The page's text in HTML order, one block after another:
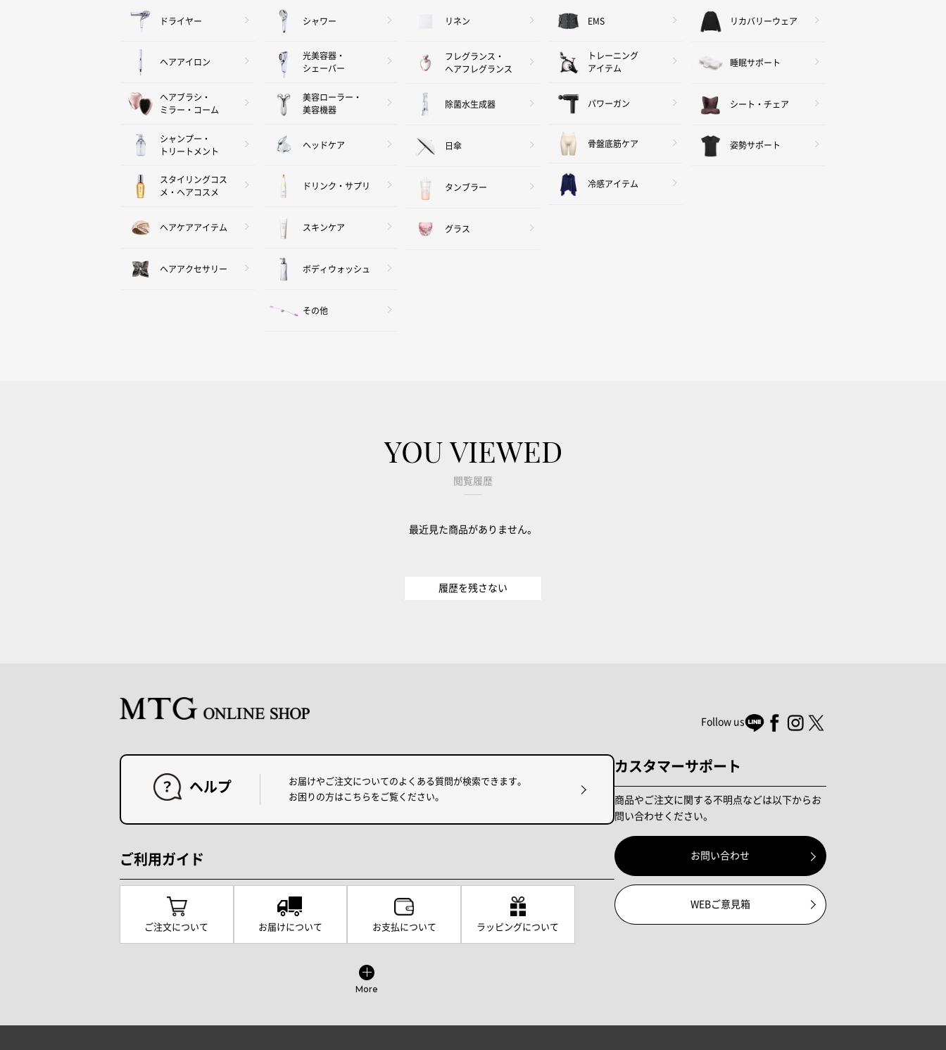
ドライヤー
ヘアアイロン
ヘアブラシ・
ミラー・コーム
シャンプー・
トリートメント
スタイリングコス
メ・ヘアコスメ
ヘアケアアイテム
ヘアアクセサリー
シャワー
光美容器・
シェーバー
美容ローラー・
美容機器
ヘッドケア
ドリンク・サプリ
スキンケア
ボディウォッシュ
その他
リネン
フレグランス・
ヘアフレグランス
除菌水生成器
日傘
タンブラー
グラス
EMS
トレーニング
アイテム
パワーガン
骨盤底筋ケア
冷感アイテム
リカバリーウェア
睡眠サポート
シート・チェア
姿勢サポート
YOU VIEWED
閲覧履歴
最近見た商品がありません。
履歴を残さない
Follow us
ヘルプ
お届けやご注文についてのよくある質問が検索できます。
お困りの方はこちらをご覧ください。
ご利用ガイド
ご注文について お届けについて お支払について ラッピングについて
More
カスタマーサポート
商品やご注文に関する不明点などは以下からお
問い合わせください。
お問い合わせ
WEBご意見箱